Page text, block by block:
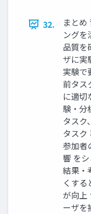
32.
まと
ングを
品質を
ザに実
実験で
前タス
に適切
験・分
タスク
タスク
参加者
響 を
結果・
くす
が向上
ーザを